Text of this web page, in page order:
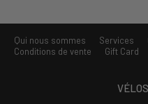
Qui nous sommes Services
Conditions de vente
Gift Card
VÉLOS